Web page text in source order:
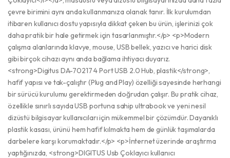
çevre birimini aynı anda kullanmanıza olanak tanır. İlk kurulumdan
itibaren kullanıcı dostu yapısıyla dikkat çeken bu ürün, işlerinizi çok
daha pratik bir hale getirmek için tasarlanmıştır.</p> <p>Modern
çalışma alanlarında klavye, mouse, USB bellek, yazıcı ve harici disk
gibi birçok cihazı aynı anda bağlama ihtiyacı duyarız.
<strong>Digitus DA-70217 4 Port USB 2.0 Hub, plastik</strong>,
hafif yapısı ve tak-çalıştır (Plug and Play) özelliği sayesinde herhangi
bir sürücü kurulumu gerektirmeden doğrudan çalışır. Bu pratik cihaz,
özellikle sınırlı sayıda USB portuna sahip ultrabook ve yeni nesil
dizüstü bilgisayar kullanıcıları için mükemmel bir çözümdür. Dayanıklı
plastik kasası, ürünü hem hafif kılmakta hem de günlük taşımalarda
darbelere karşı korumaktadır.</p> <p>İnternet üzerinde araştırma
yaptığınızda, <strong>DIGITUS Usb Çoklayıcı kullanıcı